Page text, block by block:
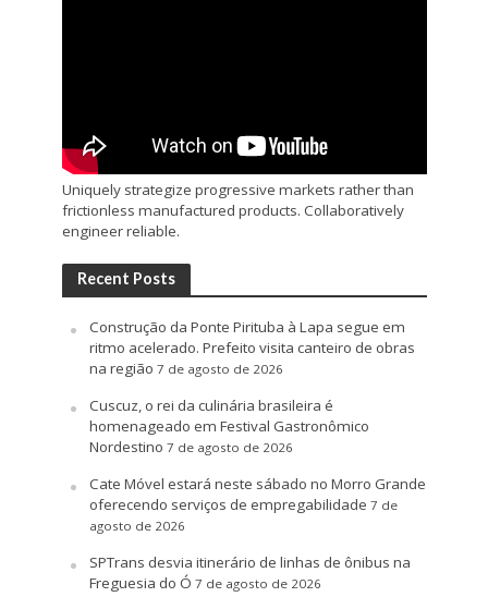
Uniquely strategize progressive markets rather than
frictionless manufactured products. Collaboratively
engineer reliable.
Recent Posts
Construção da Ponte Pirituba à Lapa segue em
ritmo acelerado. Prefeito visita canteiro de obras
na região 7 de agosto de 2026
Cuscuz, o rei da culinária brasileira é
homenageado em Festival Gastronômico
Nordestino 7 de agosto de 2026
Cate Móvel estará neste sábado no Morro Grande
oferecendo serviços de empregabilidade 7 de
agosto de 2026
SPTrans desvia itinerário de linhas de ônibus na
Freguesia do Ó 7 de agosto de 2026